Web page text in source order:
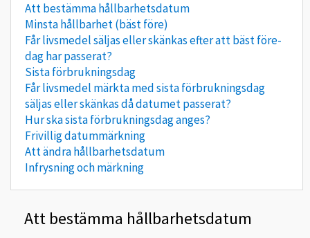
Att bestämma hållbarhetsdatum
Minsta hållbarhet (bäst före)
Får livsmedel säljas eller skänkas efter att bäst före-
dag har passerat?
Sista förbrukningsdag
Får livsmedel märkta med sista förbrukningsdag
säljas eller skänkas då datumet passerat?
Hur ska sista förbrukningsdag anges?
Frivillig datummärkning
Att ändra hållbarhetsdatum
Infrysning och märkning
Att bestämma hållbarhetsdatum